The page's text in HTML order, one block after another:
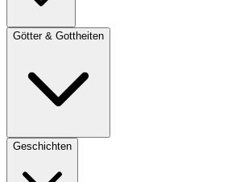
Götter & Gottheiten
Geschichten